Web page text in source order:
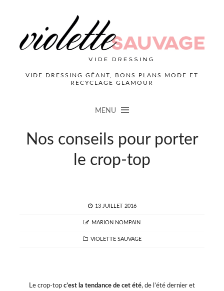
VIDE DRESSING GÉANT, BONS PLANS MODE ET
RECYCLAGE GLAMOUR
MENU
Nos conseils pour porter
le crop-top
POSTED
13 JUILLET 2016
AUTHOR
MARION NOMPAIN
CATEGORIES
VIOLETTE SAUVAGE
Le crop-top c’est la tendance de cet été, de l’été dernier et